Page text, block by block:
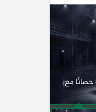
هينيسي تطرح طراز (بلاك بيرد) بقوة 850 حصانًا مع